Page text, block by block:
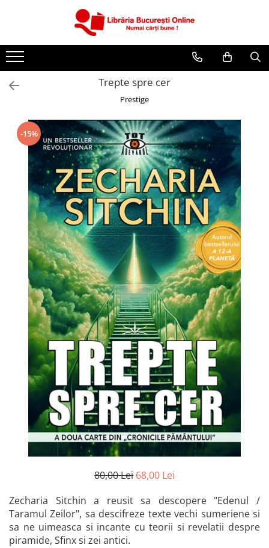
Artă și Enciclopedii
Beletristică
Cărți pentru copii
Cărți pentru tineri
Creșterea copilului
Dezvoltare Personală
Diete și Fitness
Familie și Cuplu
Hobby și Divertisment
Istorie și Civilizații
Istorie și Conspirații
Manuale și Dicționare
Medicină și Sănătate
Practic. Casă și Grădina
Psihologie
Spiritualitate
Știință și Tehnologie
Științe Politice
Științe Sociale si Umaniste
Trepte spre cer
Prestige
-15%
80,00 Lei 68,00 Lei
Zecharia Sitchin a reusit sa descopere "Edenul /
Taramul Zeilor", sa descifreze texte vechi sumeriene si
sa ne uimeasca si incante cu teorii si revelatii despre
piramide, Sfinx si zei antici.